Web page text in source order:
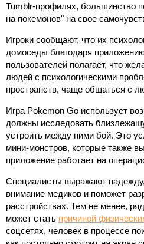
Tumblr-профилях, большинство
на покемонов" на свое
Игроки сообщают, что их
домоседы благодаря
пользователей полагает, что
людей с психологическими
пространств, чаще общаться с
Игра Pokemon Gо использует
должны исследовать
устроить между ними бой. Это
мини-монстров, которые также
приложение работает на
Специалисты выражают надежду,
внимание медиков и поможет
расстройствах. Тем не менее,
может стать причиной
соцсетях, человек в процессе